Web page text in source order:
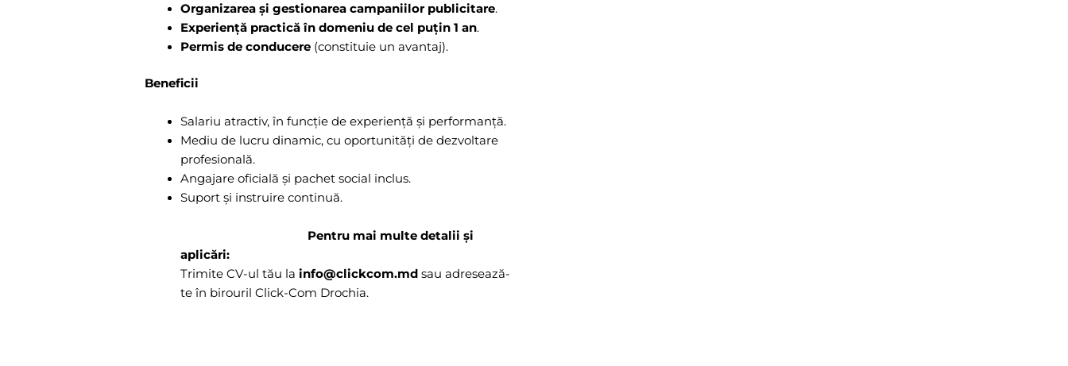
Organizarea și gestionarea campaniilor publicitare.
Experiență practică în domeniu de cel puțin 1 an.
Permis de conducere(constituie un avantaj).
Beneficii
Salariu atractiv, în funcție de experiență și performanță.
Mediu de lucru dinamic, cu oportunități de dezvoltare
profesională.
Angajare oficială și pachet social inclus.
Suport și instruire continuă.
Pentru mai multe detalii și
aplicări:
Trimite CV-ul tău la info@clickcom.mdsau adresează-
te în birouril Click-Com Drochia.